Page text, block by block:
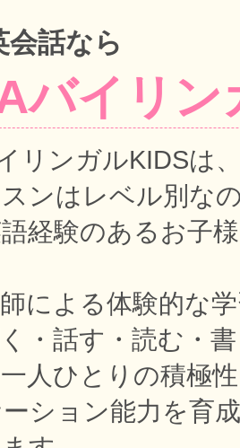
会話なら
バイリン
リンガルKIDSは
ンはレベル別な
経験のあるお子
による体験的な
・話す・読む・
人ひとりの積極
ーション能力を育